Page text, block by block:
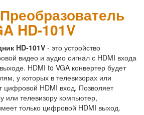
HD-101V
HD-101V - это устройство
видео и аудио сигнал с HDMI входа
HDMI to VGA конвертер будет
у которых в телевизорах или
цифровой HDMI вход. Позволяет
или телевизору компьютер,
только цифровой HDMI выход.